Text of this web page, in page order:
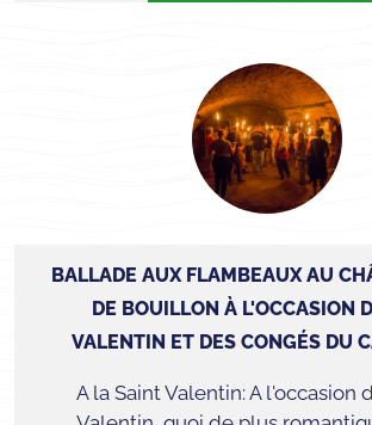
BALLADE AUX FLAMBEAUX AU
DE BOUILLON À L'OCCASION
VALENTIN ET DES CONGÉS DU
A la Saint Valentin: A l'occasion